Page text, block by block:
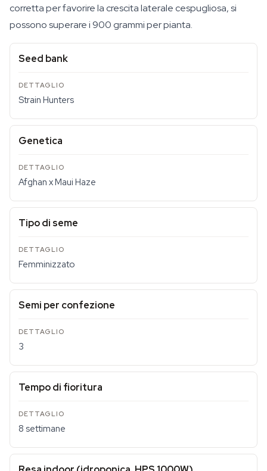
corretta per favorire la crescita laterale cespugliosa, si
possono superare i 900 grammi per pianta.
Seed bank
Strain Hunters
Genetica
Afghan x Maui Haze
Tipo di seme
Femminizzato
Semi per confezione
3
Tempo di fioritura
8 settimane